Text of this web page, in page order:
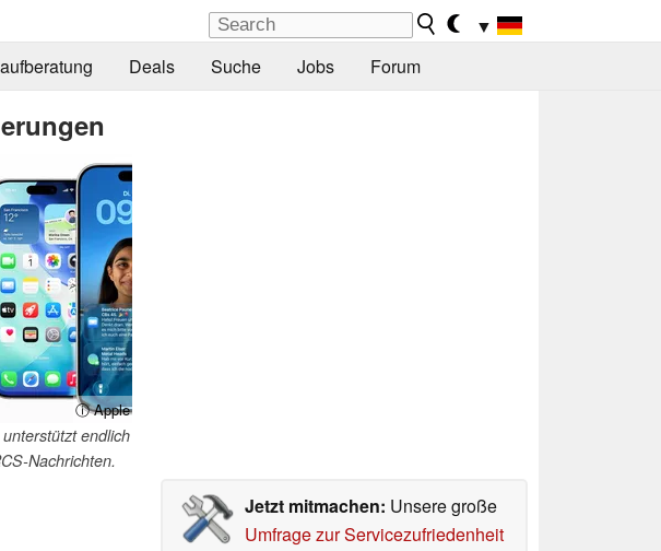
▼
Deals Suche Jobs Forum
ⓘ Apple
endlich
Nachrichten.
Jetzt mitmachen: Unsere große
Umfrage zur Servicezufriedenheit